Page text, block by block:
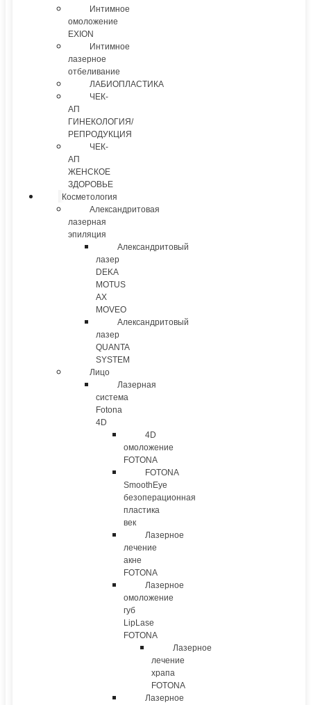
Интимное
омоложение
EXION
Интимное
лазерное
отбеливание
ЛАБИОПЛАСТИКА
ЧЕК-
АП
ГИНЕКОЛОГИЯ/
РЕПРОДУКЦИЯ
ЧЕК-
АП
ЖЕНСКОЕ
ЗДОРОВЬЕ
Косметология
Александритовая
лазерная
эпиляция
Александритовый
лазер
DEKA
MOTUS
AX
MOVEO
Александритовый
лазер
QUANTA
SYSTEM
Лицо
Лазерная
система
Fotona
4D
4D
омоложение
FOTONA
FOTONA
SmoothEye
безоперационная
пластика
век
Лазерное
лечение
акне
FOTONA
Лазерное
омоложение
губ
LipLase
FOTONA
Лазерное
лечение
храпа
FOTONA
Лазерное